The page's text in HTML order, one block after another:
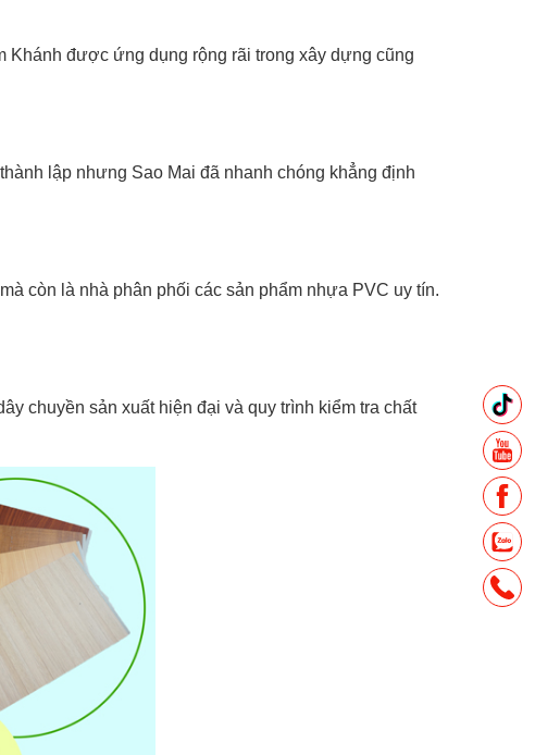
Khánh được ứng dụng rộng rãi trong xây dựng cũng
lập nhưng Sao Mai đã nhanh chóng khẳng định
còn là nhà phân phối các sản phẩm nhựa PVC uy tín.
chuyền sản xuất hiện đại và quy trình kiểm tra chất